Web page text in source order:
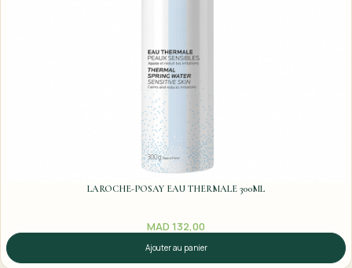
LAROCHE-POSAY EAU THERMALE 300ML
MAD 132,00
Ajouter au panier